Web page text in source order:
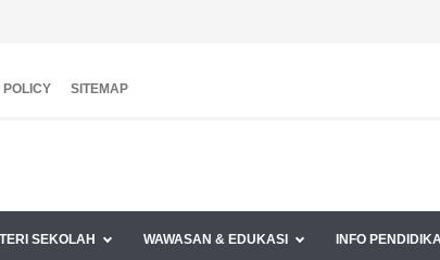
POLICY SITEMAP
SEKOLAH WAWASAN & EDUKASI INFO